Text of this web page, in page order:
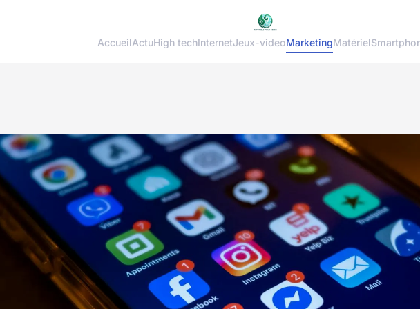
AccueilActuHigh techInternetJeux-videoMarketingMatériel